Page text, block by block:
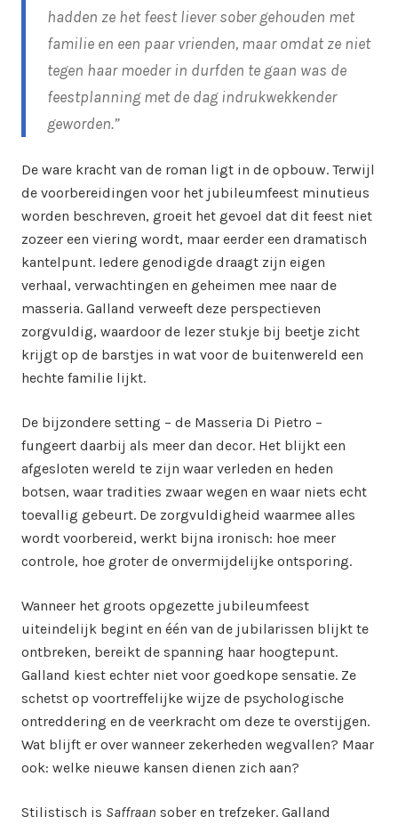
hadden ze het feest liever sober gehouden met
familie en een paar vrienden, maar omdat ze niet
tegen haar moeder in durfden te gaan was de
feestplanning met de dag indrukwekkender
geworden.”
De ware kracht van de roman ligt in de opbouw. Terwijl
de voorbereidingen voor het jubileumfeest minutieus
worden beschreven, groeit het gevoel dat dit feest niet
zozeer een viering wordt, maar eerder een dramatisch
kantelpunt. Iedere genodigde draagt zijn eigen
verhaal, verwachtingen en geheimen mee naar de
masseria. Galland verweeft deze perspectieven
zorgvuldig, waardoor de lezer stukje bij beetje zicht
krijgt op de barstjes in wat voor de buitenwereld een
hechte familie lijkt.
De bijzondere setting – de Masseria Di Pietro –
fungeert daarbij als meer dan decor. Het blijkt een
afgesloten wereld te zijn waar verleden en heden
botsen, waar tradities zwaar wegen en waar niets echt
toevallig gebeurt. De zorgvuldigheid waarmee alles
wordt voorbereid, werkt bijna ironisch: hoe meer
controle, hoe groter de onvermijdelijke ontsporing.
Wanneer het groots opgezette jubileumfeest
uiteindelijk begint en één van de jubilarissen blijkt te
ontbreken, bereikt de spanning haar hoogtepunt.
Galland kiest echter niet voor goedkope sensatie. Ze
schetst op voortreffelijke wijze de psychologische
ontreddering en de veerkracht om deze te overstijgen.
Wat blijft er over wanneer zekerheden wegvallen? Maar
ook: welke nieuwe kansen dienen zich aan?
Stilistisch is Saffraan sober en trefzeker. Galland